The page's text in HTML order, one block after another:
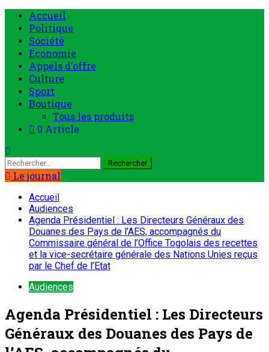
Accueil
Politique
Société
Economie
Appels d’offre
Culture
Sport
Boutique
Tous les produits
0 Article
Le journal
Accueil
Audiences
Agenda Présidentiel : Les Directeurs Généraux des
Douanes des Pays de l’AES, accompagnés du
Commissaire général de l’Office Togolais des recettes
et la vice-secrétaire générale des Nations Unies reçus
par le Chef de l’Etat
Audiences
Agenda Présidentiel : Les Directeurs
Généraux des Douanes des Pays de